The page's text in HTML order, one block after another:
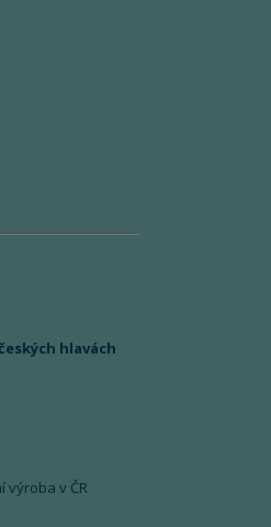
hlavách
výroba v ČR